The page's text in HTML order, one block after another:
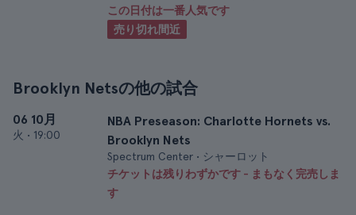
この日付は一番人気です
売り切れ間近
Brooklyn Netsの他の試合
06 10月
火 • 19:00
NBA Preseason: Charlotte Hornets vs.
Brooklyn Nets
Spectrum Center • シャーロット
チケットは残りわずかです - まもなく完売しま
す